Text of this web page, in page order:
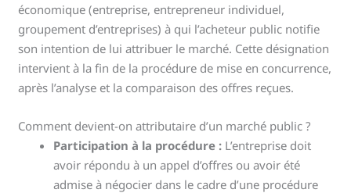
économique (entreprise, entrepreneur individuel,
groupement d’entreprises) à qui l’acheteur public notifie
son intention de lui attribuer le marché. Cette désignation
intervient à la fin de la procédure de mise en concurrence,
après l’analyse et la comparaison des offres reçues.
Comment devient-on attributaire d’un marché public ?
Participation à la procédure : L’entreprise doit
avoir répondu à un appel d’offres ou avoir été
admise à négocier dans le cadre d’une procédure